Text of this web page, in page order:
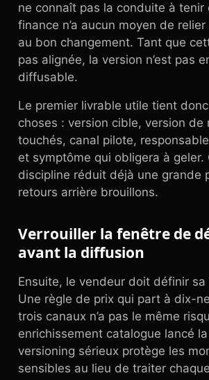
ne connaît pas la conduite à tenir
finance n’a aucun moyen de
au bon changement. Tant que
pas alignée, la version n’est pas
diffusable.
Le premier livrable utile tient
choses : version cible, version de
touchés, canal pilote,
et symptôme qui obligera à geler.
discipline réduit déjà une grande
retours arrière brouillons.
Verrouiller la fenêtre de
avant la diffusion
Ensuite, le vendeur doit définir
Une règle de prix qui part à dix-
trois canaux n’a pas le même
enrichissement catalogue lancé
versioning sérieux protège les
sensibles au lieu de traiter